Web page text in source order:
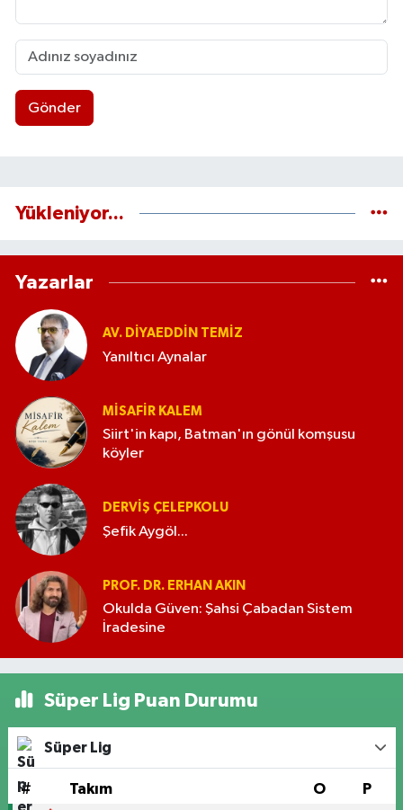
Gönder
Yükleniyor...
Yazarlar
AV. DIYAEDDIN TEMIZ
Yanıltıcı Aynalar
MISAFIR KALEM
Siirt'in kapı, Batman'ın gönül komşusu
köyler
DERVIŞ ÇELEPKOLU
Şefik Aygöl...
PROF. DR. ERHAN AKIN
Okulda Güven: Şahsi Çabadan Sistem
İradesine
Süper Lig Puan Durumu
Süper Lig
# Takım O P